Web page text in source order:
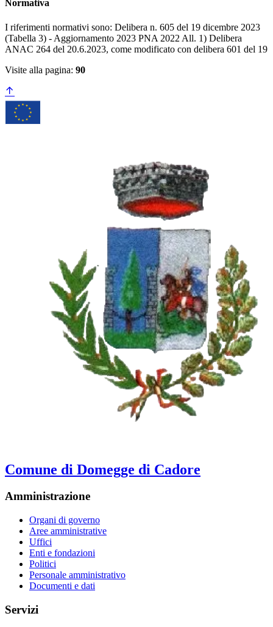
Normativa
I riferimenti normativi sono: Delibera n. 605 del 19 dicembre 2023
(Tabella 3) - Aggiornamento 2023 PNA 2022 All. 1) Delibera
ANAC 264 del 20.6.2023, come modificato con delibera 601 del 19
Visite alla pagina: 90
Comune di Domegge di Cadore
Amministrazione
Organi di governo
Aree amministrative
Uffici
Enti e fondazioni
Politici
Personale amministrativo
Documenti e dati
Servizi